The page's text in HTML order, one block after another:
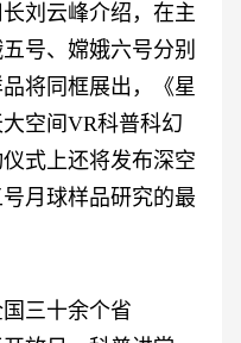
刘云峰介绍，在主
号、嫦娥六号分别
将同框展出，《星
空间VR科普科幻
式上还将发布深空
月球样品研究的最
三十余个省